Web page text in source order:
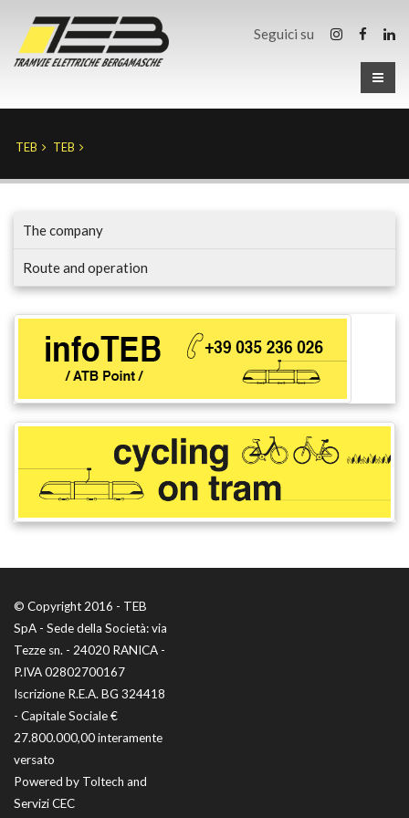
Seguici su
TEB TEB
The company
Route and operation
© Copyright 2016 - TEB
SpA - Sede della Società: via
Tezze sn. - 24020 RANICA -
P.IVA 02802700167
Iscrizione R.E.A. BG 324418
- Capitale Sociale €
27.800.000,00 interamente
versato
Powered by Toltech and
Servizi CEC